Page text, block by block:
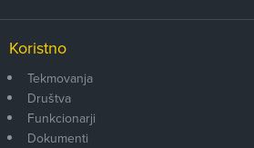
Koristno
Tekmovanja
Društva
Funkcionarji
Dokumenti